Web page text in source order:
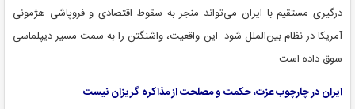
درگیری مستقیم با ایران می‌تواند منجر به سقوط اقتصادی و فروپاشی هژمونی
آمریکا در نظام بین‌الملل شود. این واقعیت، واشنگتن را به سمت مسیر دیپلماسی
سوق داده است.
ایران در چارچوب عزت، حکمت و مصلحت از مذاکره گریزان نیست